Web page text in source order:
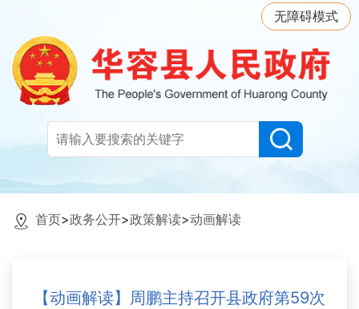
无障碍模式
首页>政务公开>政策解读>动画解读
【动画解读】周鹏主持召开县政府第59次